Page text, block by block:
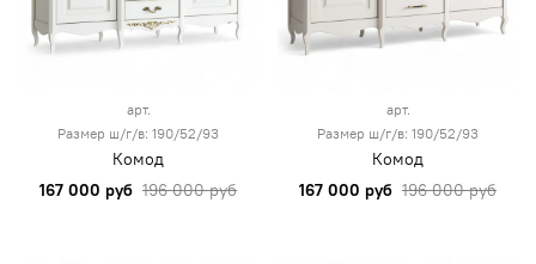
арт.
Размер ш/г/в: 190/52/93
Комод
167 000 руб 196 000 руб
арт.
Размер ш/г/в: 190/52/93
Комод
167 000 руб 196 000 руб